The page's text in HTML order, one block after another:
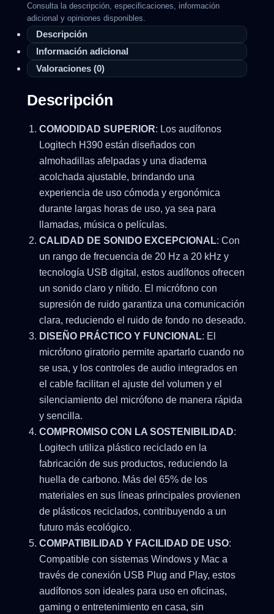
Consulta la descripción, especificaciones, información
adicional y opiniones disponibles.
Descripción
Información adicional
Valoraciones (0)
Descripción
COMODIDAD SUPERIOR: Los audífonos
Logitech H390 están diseñados con
almohadillas afelpadas y una diadema
acolchada ajustable, brindando una
experiencia de uso cómoda y ergonómica
durante largas horas de uso, ya sea para
llamadas, música o películas.
CALIDAD DE SONIDO EXCEPCIONAL: Con
un rango de frecuencia de 20 Hz a 20 kHz y
tecnología USB digital, estos audífonos ofrecen
un sonido claro y nítido. El micrófono con
supresión de ruido garantiza una comunicación
clara, reduciendo el ruido de fondo no deseado.
DISEÑO PRÁCTICO Y FUNCIONAL: El
micrófono giratorio permite apartarlo cuando no
se usa, y los controles de audio integrados en
el cable facilitan el ajuste del volumen y el
silenciamiento del micrófono de manera rápida
y sencilla.
COMPROMISO CON LA SOSTENIBILIDAD:
Logitech utiliza plástico reciclado en la
fabricación de sus productos, reduciendo la
huella de carbono. Más del 65% de los
materiales en sus líneas principales provienen
de plásticos reciclados, contribuyendo a un
futuro más ecológico.
COMPATIBILIDAD Y FACILIDAD DE USO:
Compatible con sistemas Windows y Mac a
través de conexión USB Plug and Play, estos
audífonos son ideales para uso en oficinas,
gaming o entretenimiento en casa, sin